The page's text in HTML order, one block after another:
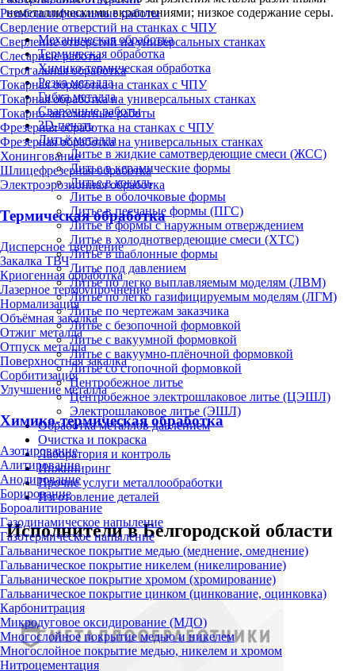
Резьбошлифовальные работы
Сверление отверстий на станках с ЧПУ
Сверление отверстий на универсальных станках
Слесарные работы
Строгальная обработка
Токарная обработка на станках с ЧПУ
Токарная обработка на универсальных станках
Токарно-автоматные работы
Фрезерная обработка на станках с ЧПУ
Фрезерная обработка на универсальных станках
Хонингование
Шлицефрезерная обработка
Электроэрозионная обработка
Термическая обработка
Дисперсное твердение
Закалка ТВЧ
Криогенная обработка
Лазерное термоупрочнение
Нормализация
Объёмная закалка
Отжиг металла
Отпуск металла
Поверхностная закалка
Сорбитизация
Улучшение металла
Химико-термическая обработка
Азотирование
Алитирование
Анодирование
Борирование
Бороалитирование
Газодинамическое напыление
Газотермическое напыление
Гальваническое покрытие медью (меднение, омеднение)
Гальваническое покрытие никелем (никелирование)
Гальваническое покрытие хромом (хромирование)
Гальваническое покрытие цинком (цинкование, оцинковка)
Карбонитрация
Микродуговое оксидирование (МДО)
Многослойное покрытие медью и никелем
Многослойное покрытие медью, никелем и хромом
Нитроцементация
неметаллическими вкраплениями; низкое содержание серы.
Механическая обработка
Термическая обработка
Химико-термическая обработка
Резка металла
Гибка металла
Сварочные работы
3D-печать
Литьё металла
Литье в жидкие самотвердеющие смеси (ЖСС)
Литье в керамические формы
Литье в кокиль
Литье в оболочковые формы
Литье в песчаные формы (ПГС)
Литье в формы с наружным отверждением
Литье в холоднотвердеющие смеси (ХТС)
Литье в шаблонные формы
Литье под давлением
Литье по легко выплавляемым моделям (ЛВМ)
Литье по легко газифицируемым моделям (ЛГМ)
Литье по чертежам заказчика
Литье с безопочной формовкой
Литье с вакуумной формовкой
Литье с вакуумно-плёночной формовкой
Литье со стопочной формовкой
Центробежное литье
Центробежное электрошлаковое литье (ЦЭШЛ)
Электрошлаковое литье (ЭШЛ)
Обработка металлов давлением
Очистка и покраска
Лаборатория и контроль
Инжиниринг
Прочие услуги металлообработки
Изготовление деталей
Исполнители в Белгородской области